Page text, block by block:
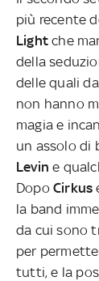
più recente
Light che
della
delle quali
non hanno
magia e
un assolo di
Levin e
Dopo Cirkus
la band
da cui sono
per
tutti, e la